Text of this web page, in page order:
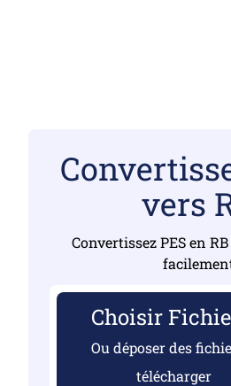
vers
Convertissez PES en
Choisir
Ou déposer des
télécharger